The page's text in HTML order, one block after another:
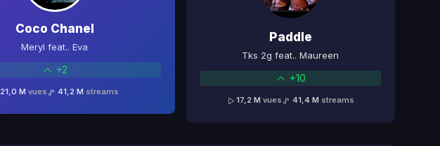
Coco Chanel
Meryl feat.. Eva
+2
21,0 Mvues 41,2 M streams
Paddle
Tks 2g feat.. Maureen
+10
17,2 Mvues 41,4 M streams